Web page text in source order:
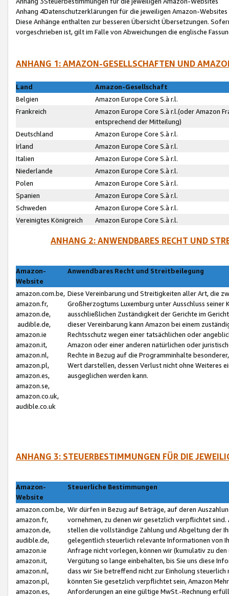
Anhang 4Datenschutzerklärungen für die jeweiligen Amazon-Websites
Diese Anhänge enthalten zur besseren Übersicht Übersetzungen.
vorgeschrieben ist, gilt im Falle von Abweichungen die englische
ANHANG 1: AMAZON-GESELLSCHAFTEN UND
Land
Amazon-Gesellschaft
Belgien
Amazon Europe Core S.à r.l.
Frankreich
Amazon Europe Core S.à r.l.(oder Amazon
entsprechend der Mitteilung)
Deutschland
Amazon Europe Core S.à r.l.
Irland
Amazon Europe Core S.à r.l.
Italien
Amazon Europe Core S.à r.l.
Niederlande
Amazon Europe Core S.à r.l.
Polen
Amazon Europe Core S.à r.l.
Spanien
Amazon Europe Core S.à r.l.
Schweden
Amazon Europe Core S.à r.l.
Vereinigtes Königreich
Amazon Europe Core S.à r.l.
ANHANG 2: ANWENDBARES RECHT UND
Amazon-
Website
Anwendbares Recht und Streitbeilegung
amazon.com.be,
amazon.fr,
amazon.de,
audible.de,
amazon.ie
amazon.it,
amazon.nl,
amazon.pl,
amazon.es,
amazon.se,
amazon.co.uk,
audible.co.uk
Diese Vereinbarung und Streitigkeiten aller Art, die
Großherzogtums Luxemburg unter Ausschluss
ausschließlichen Zuständigkeit der Gerichte im
dieser Vereinbarung kann Amazon bei einem
Rechtsschutz wegen einer tatsächlichen oder
Amazon oder einer anderen natürlichen oder
Rechte in Bezug auf die Programminhalte
Wert darstellen, dessen Verlust nicht ohne Weiteres
ausgeglichen werden kann.
ANHANG 3: STEUERBESTIMMUNGEN FÜR DIE
Amazon-
Website
Steuerliche Bestimmungen
amazon.com.be,
amazon.fr,
amazon.de,
audible.de,
amazon.ie
amazon.it,
amazon.nl,
amazon.pl,
amazon.es,
Wir dürfen in Bezug auf Beträge, auf deren
vornehmen, zu denen wir gesetzlich verpflichtet
stellen die vollständige Zahlung und Abgeltung der
gelegentlich steuerlich relevante Informationen von
Anfrage nicht vorlegen, können wir (kumulativ zu
Vergütung so lange einbehalten, bis Sie uns diese
dass wir Sie betreffend nicht zur Einholung
könnten Sie gesetzlich verpflichtet sein, Amazon
Anforderungen an eine gültige MwSt.-Rechnung